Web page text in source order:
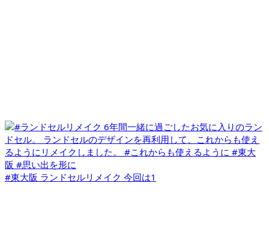
#東大阪 ランドセルリメイク 今回は1